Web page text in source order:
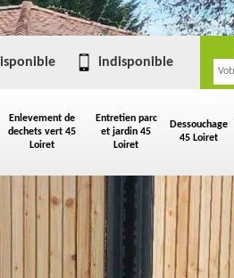
Enlevement de
dechets vert 45
Loiret
Entretien parc
et jardin 45
Loiret
Dessouchage
45 Loiret
indisponible